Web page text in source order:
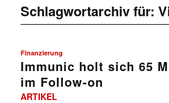
Schlagwortarchiv für:
Finanzierung
Immunic holt sich 65
im Follow-on
ARTIKEL